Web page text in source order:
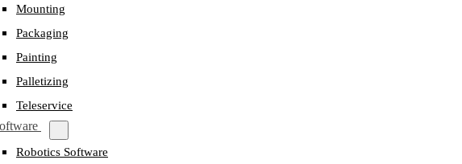
Mounting
Packaging
Painting
Palletizing
Teleservice
Robotics Software